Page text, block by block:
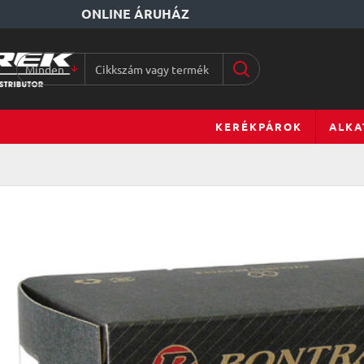
ONLINE ÁRUHÁZ
Minden
Cikkszám
terméknév...
KERÉKPÁROK